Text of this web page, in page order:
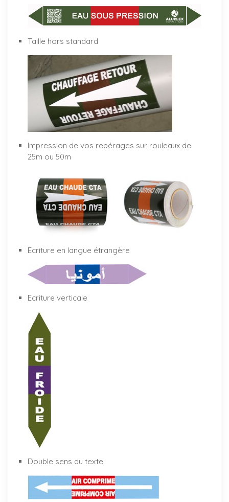
Taille hors standard
Impression de vos repérages sur rouleaux de
25m ou 50m
Ecriture en langue étrangère
Ecriture verticale
Double sens du texte